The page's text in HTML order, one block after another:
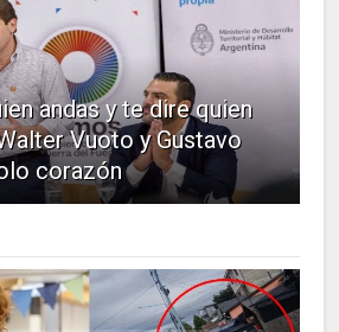
andas y te dire quien
Vuoto y Gustavo
corazón